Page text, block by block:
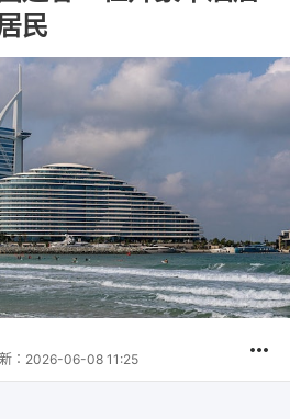
民
： 2026-06-08 11:25